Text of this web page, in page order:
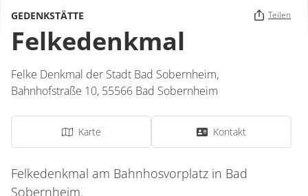
GEDENKSTÄTTE Teilen
Felkedenkmal
Felke Denkmal der Stadt Bad Sobernheim,
Bahnhofstraße 10, 55566 Bad Sobernheim
Karte Kontakt
Felkedenkmal am Bahnhosvorplatz in Bad
Sobernheim.